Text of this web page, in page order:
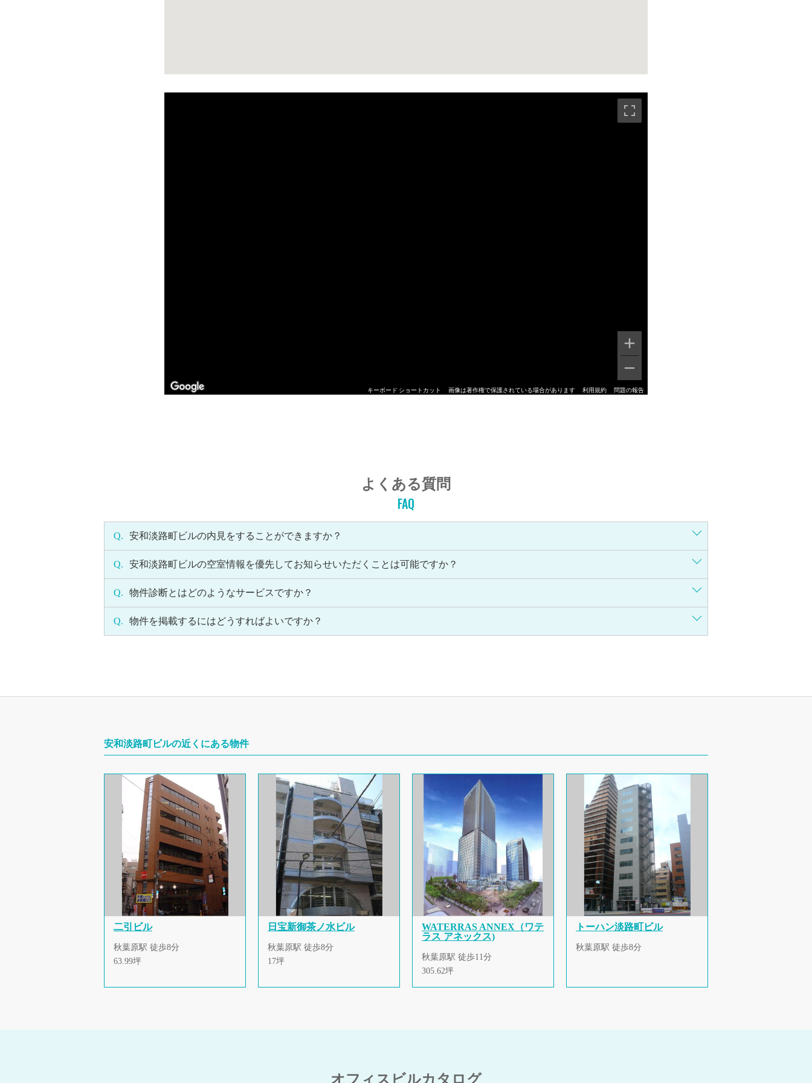
キーボード ショートカット 画像は著作権で保護されている場合があります 利用規約 問題の報告
よくある質問
FAQ
Q. 安和淡路町ビルの内見をすることができますか？
Q. 安和淡路町ビルの空室情報を優先してお知らせいただくことは可能ですか？
Q. 物件診断とはどのようなサービスですか？
Q. 物件を掲載するにはどうすればよいですか？
安和淡路町ビルの近くにある物件
二引ビル
秋葉原駅 徒歩8分
63.99坪
日宝新御茶ノ水ビル
秋葉原駅 徒歩8分
17坪
WATERRAS ANNEX（ワテ
ラス アネックス)
秋葉原駅 徒歩11分
305.62坪
トーハン淡路町ビル
秋葉原駅 徒歩8分
オフィスビルカタログ